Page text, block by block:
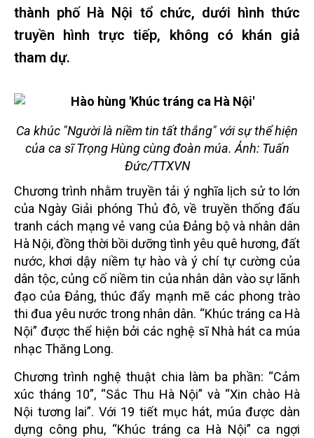
thành phố Hà Nội tổ chức, dưới hình thức
truyền hình trực tiếp, không có khán giả
tham dự.
Ca khúc "Người là niềm tin tất thắng" với sự thể hiện
của ca sĩ Trọng Hùng cùng đoàn múa. Ảnh: Tuấn
Đức/TTXVN
Chương trình nhằm truyền tải ý nghĩa lịch sử to lớn
của Ngày Giải phóng Thủ đô, về truyền thống đấu
tranh cách mạng vẻ vang của Đảng bộ và nhân dân
Hà Nội, đồng thời bồi dưỡng tình yêu quê hương, đất
nước, khơi dậy niềm tự hào và ý chí tự cường của
dân tộc, củng cố niềm tin của nhân dân vào sự lãnh
đạo của Đảng, thúc đẩy mạnh mẽ các phong trào
thi đua yêu nước trong nhân dân. “Khúc tráng ca Hà
Nội” được thể hiện bởi các nghệ sĩ Nhà hát ca múa
nhạc Thăng Long.
Chương trình nghệ thuật chia làm ba phần: “Cảm
xúc tháng 10”, “Sắc Thu Hà Nội” và “Xin chào Hà
Nội tương lai”. Với 19 tiết mục hát, múa được dàn
dựng công phu, “Khúc tráng ca Hà Nội” ca ngợi